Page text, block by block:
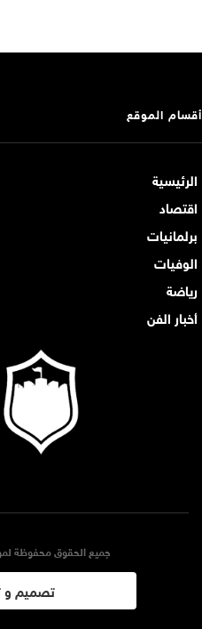
أقسام الموقع
الرئيسية
اقتصاد
برلمانيات
الوفيات
رياضة
أخبار الفن
جميع الحقوق محفوظة
تصميم و